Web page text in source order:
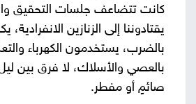
كانت تتضاعف جلسات التحقيق
يقتادوننا إلى الزنازين الانفرادية،
بالضرب، يستخدمون الكهرباء
بالعصي والأسلاك، لا فرق بين
صائمٍ أو مفطر.